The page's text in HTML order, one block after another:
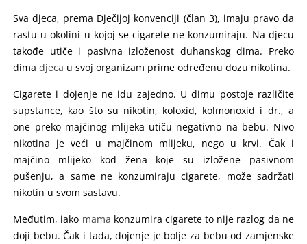
Sva djeca, prema Dječijoj konvenciji (član 3), imaju pravo da
rastu u okolini u kojoj se cigarete ne konzumiraju. Na djecu
takođe utiče i pasivna izloženost duhanskog dima. Preko
dimadjeca u svoj organizam prime određenu dozu nikotina.
Cigarete i dojenje ne idu zajedno. U dimu postoje različite
supstance, kao što su nikotin, koloxid, kolmonoxid i dr., a
one preko majčinog mlijeka utiču negativno na bebu. Nivo
nikotina je veći u majčinom mlijeku, nego u krvi. Čak i
majčino mlijeko kod žena koje su izložene pasivnom
pušenju, a same ne konzumiraju cigarete, može sadržati
nikotin u svom sastavu.
Međutim, iako mama konzumira cigarete to nije razlog da ne
doji bebu. Čak i tada, dojenje je bolje za bebu od zamjenske